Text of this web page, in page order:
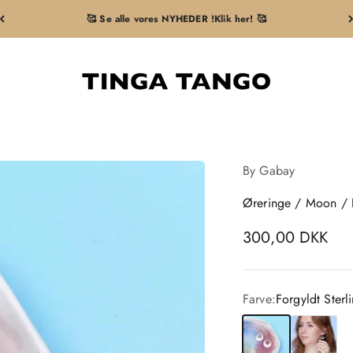
🥰 Se alle vores NYHEDER !Klik her! 🥰
By Gabay
Øreringe / Moon /
Salgspris
300,00 DKK
Farve:Forgyldt
Forgyldt Sterlingsølv
Sterlingsølv